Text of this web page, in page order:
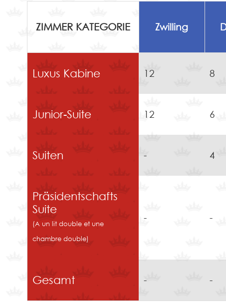
ZIMMER KATEGORIE Zwilling
Luxus Kabine 12 8
Junior-Suite 12 6
Suiten - 4
Präsidentschafts
Suite
(A un lit double et une
chambre double)
- -
Gesamt - -